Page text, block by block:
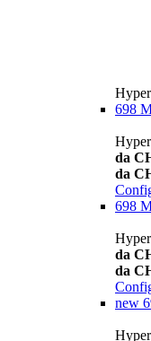
698
da
da
698
da
da
new